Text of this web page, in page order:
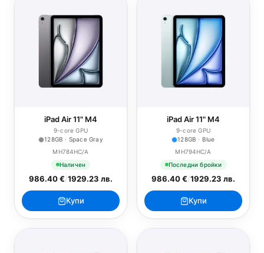
iPad Air 11" M4
9-core GPU
128GB · Space Gray
MH784HC/A
Наличен
986.40 €/1929.23 лв.
Купи
iPad Air 11" M4
9-core GPU
128GB · Blue
MH794HC/A
Последни бройки
986.40 €/1929.23 лв.
Купи